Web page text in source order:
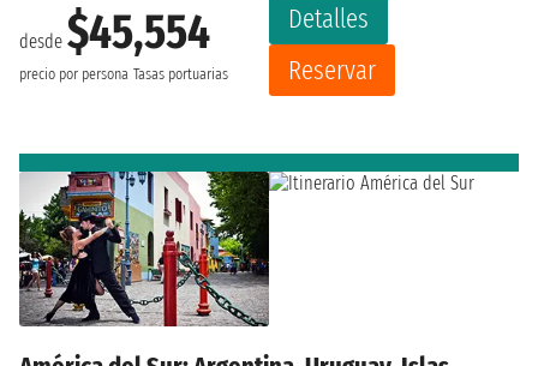
desde $45,554
precio por persona Tasas portuarias
Detalles
Reservar